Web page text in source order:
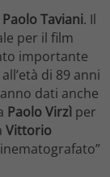
Taviani. Il
per il film
importante
di 89 anni
dati anche
Paolo Virzì per
Vittorio